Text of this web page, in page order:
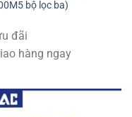
bộ lọc ba)
đãi
hàng ngay